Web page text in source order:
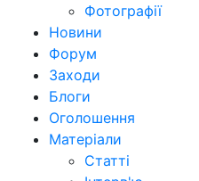
Фотографії
Новини
Форум
Заходи
Блоги
Оголошення
Матеріали
Статті